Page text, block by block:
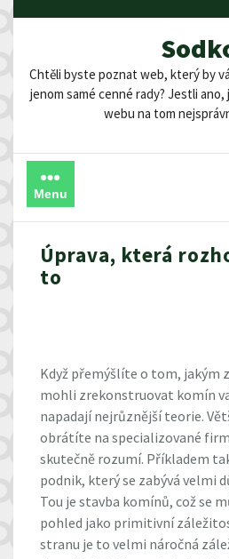
Chtěli byste poznat web, který by
jenom samé cenné rady? Jestli ano,
webu na tom
Menu
Úprava, která
to
Když přemýšlíte o tom, jakým
mohli zrekonstruovat komín
napadají nejrůznější teorie.
obrátíte na specializované
skutečně rozumí. Příkladem
podnik, který se zabývá velmi
Tou je stavba komínů, což se
pohled jako primitivní
stranu je to velmi náročná